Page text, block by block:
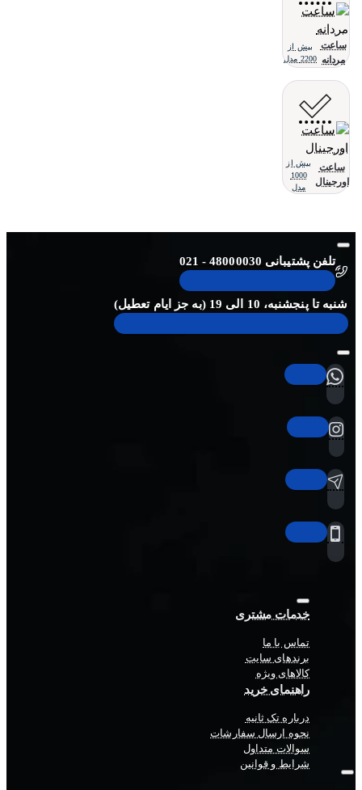
ساعت
مردانه
بیش از
2200 مدل
ساعت
اورجینال
بیش از
1000
مدل
تلفن پشتیبانی 48000030 - 021
شنبه تا پنجشنبه، 10 الی 19 (به جز ایام تعطیل)
خدمات مشتری
تماس با ما
برندهای سایت
کالاهای ویژه
راهنمای خرید
درباره تک ثانیه
نحوه ارسال سفارشات
سوالات متداول
شرایط و قوانین